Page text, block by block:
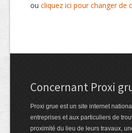
ou cliquez ici pour changer de
Concernant Proxi
Proxi grue est un site internet
entreprises et aux particuliers de
proximité du lieu de leurs travaux,